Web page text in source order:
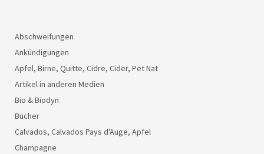
Abschweifungen
Ankündigungen
Apfel, Birne, Quitte, Cidre, Cider, Pet Nat
Artikel in anderen Medien
Bio & Biodyn
Bücher
Calvados, Calvados Pays d'Auge, Apfel
Champagne